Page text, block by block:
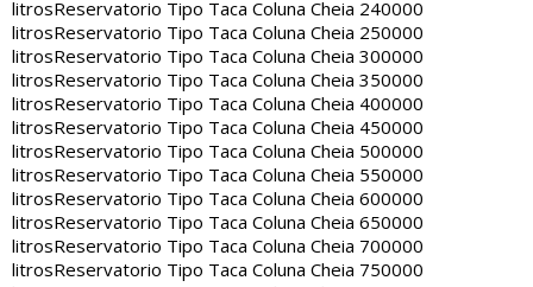
litrosReservatorio Tipo Taca Coluna Cheia 240000
litrosReservatorio Tipo Taca Coluna Cheia 250000
litrosReservatorio Tipo Taca Coluna Cheia 300000
litrosReservatorio Tipo Taca Coluna Cheia 350000
litrosReservatorio Tipo Taca Coluna Cheia 400000
litrosReservatorio Tipo Taca Coluna Cheia 450000
litrosReservatorio Tipo Taca Coluna Cheia 500000
litrosReservatorio Tipo Taca Coluna Cheia 550000
litrosReservatorio Tipo Taca Coluna Cheia 600000
litrosReservatorio Tipo Taca Coluna Cheia 650000
litrosReservatorio Tipo Taca Coluna Cheia 700000
litrosReservatorio Tipo Taca Coluna Cheia 750000